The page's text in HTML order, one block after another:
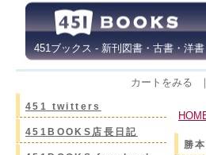
451ブックス - 新刊図書・古書・洋書
カートをみる
451 twitters
451BOOKS店長日記
勝